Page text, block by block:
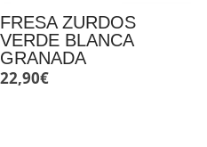
FRESA ZURDOS
VERDE BLANCA
GRANADA
22,90€